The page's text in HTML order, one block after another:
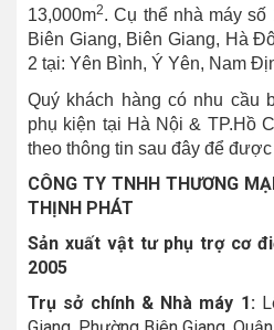
13,000m2. Cụ thể nhà máy số
Biên Giang, Biên Giang, Hà
2 tại: Yên Bình, Ý Yên, Nam
Quý khách hàng có nhu cầu
phụ kiện tại Hà Nội & TP.Hồ
theo thông tin sau đây để
CÔNG TY TNHH THƯƠNG
THỊNH PHÁT
Sản xuất vật tư phụ trợ cơ
2005
Trụ sở chính & Nhà máy 1: